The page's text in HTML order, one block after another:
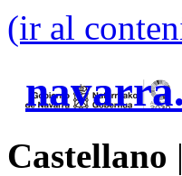
(ir al
Castellano |